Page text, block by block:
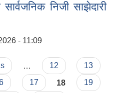
निजी साझेदारी
- 11:09
12
13
17 18
19